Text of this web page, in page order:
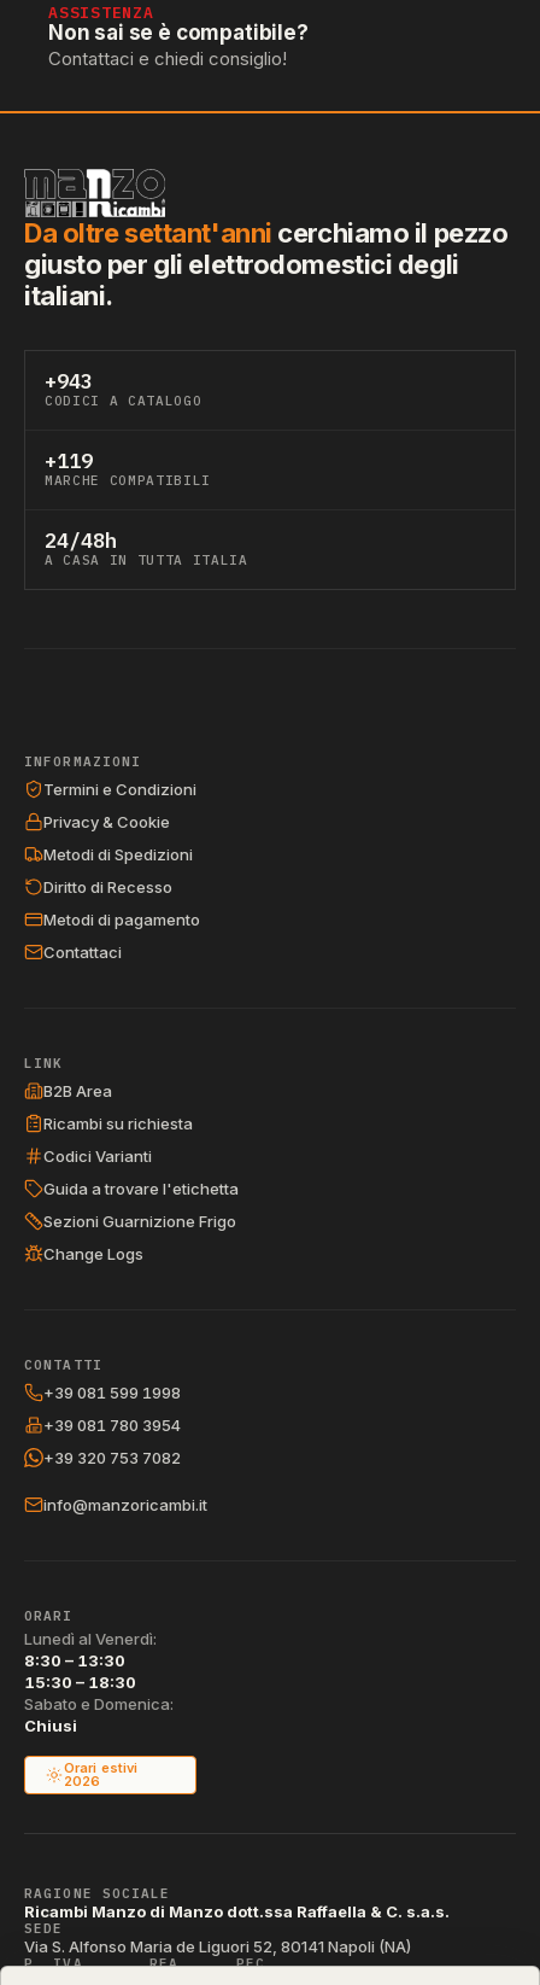
ASSISTENZA
Non sai se è compatibile?
Contattaci e chiedi consiglio!
Da oltre settant'anni cerchiamo il pezzo
giusto per gli elettrodomestici degli
italiani.
+943
CODICI A CATALOGO
+119
MARCHE COMPATIBILI
24/48h
A CASA IN TUTTA ITALIA
INFORMAZIONI
Termini e Condizioni
Privacy & Cookie
Metodi di Spedizioni
Diritto di Recesso
Metodi di pagamento
Contattaci
LINK
B2B Area
Ricambi su richiesta
Codici Varianti
Guida a trovare l'etichetta
Sezioni Guarnizione Frigo
Change Logs
CONTATTI
+39 081 599 1998
+39 081 780 3954
+39 320 753 7082
info@manzoricambi.it
ORARI
Lunedì al Venerdì:
8:30 – 13:30
15:30 – 18:30
Sabato e Domenica:
Chiusi
Orari estivi
2026
RAGIONE SOCIALE
Ricambi Manzo di Manzo dott.ssa Raffaella & C. s.a.s.
SEDE
Via S. Alfonso Maria de Liguori 52, 80141 Napoli (NA)
P. IVA REA PEC